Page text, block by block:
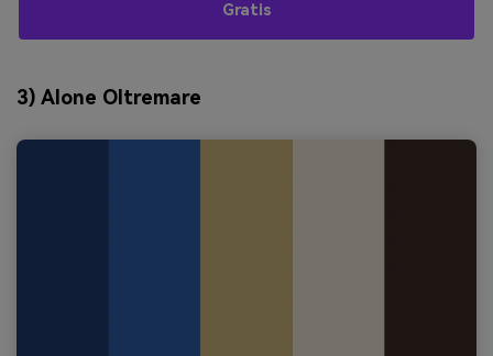
Gratis
3) Alone Oltremare